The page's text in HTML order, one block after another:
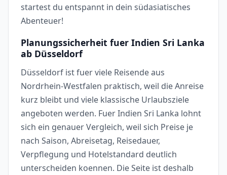
startest du entspannt in dein südasiatisches
Abenteuer!
Planungssicherheit fuer Indien Sri Lanka
ab Düsseldorf
Düsseldorf ist fuer viele Reisende aus
Nordrhein-Westfalen praktisch, weil die Anreise
kurz bleibt und viele klassische Urlaubsziele
angeboten werden. Fuer Indien Sri Lanka lohnt
sich ein genauer Vergleich, weil sich Preise je
nach Saison, Abreisetag, Reisedauer,
Verpflegung und Hotelstandard deutlich
unterscheiden koennen. Die Seite ist deshalb